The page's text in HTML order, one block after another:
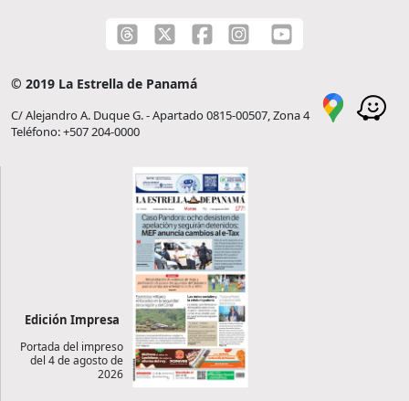
© 2019 La Estrella de Panamá
C/ Alejandro A. Duque G. - Apartado 0815-00507, Zona 4
Teléfono: +507 204-0000
Edición Impresa
Portada del impreso
del 4 de agosto de
2026